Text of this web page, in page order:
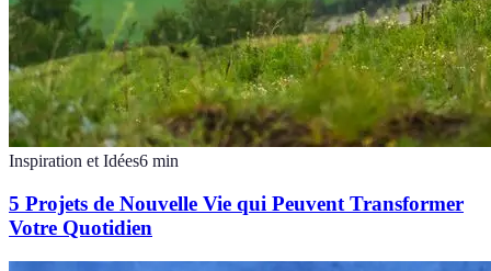
Inspiration et Idées6 min
5 Projets de Nouvelle Vie qui Peuvent Transformer
Votre Quotidien